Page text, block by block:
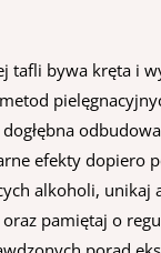
tafli bywa kręta i
efekty dopiero
alkoholi, unikaj
pamiętaj o